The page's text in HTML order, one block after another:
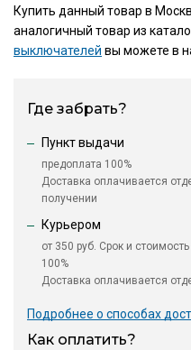
Купить данный товар в
аналогичный товар из
выключателей вы можете в
Где забрать?
Пункт выдачи
предоплата 100%
Доставка оплачивается
получении
Курьером
от 350 руб. Срок и
100%
Доставка оплачивается
Подробнее о способах
Как оплатить?